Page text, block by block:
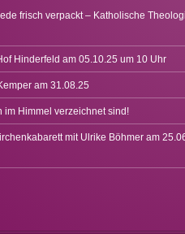
frisch verpackt – Katholische
Hinderfeld am 05.10.25 um 10 Uhr
am 31.08.25
im Himmel verzeichnet sind!
mit Ulrike Böhmer am